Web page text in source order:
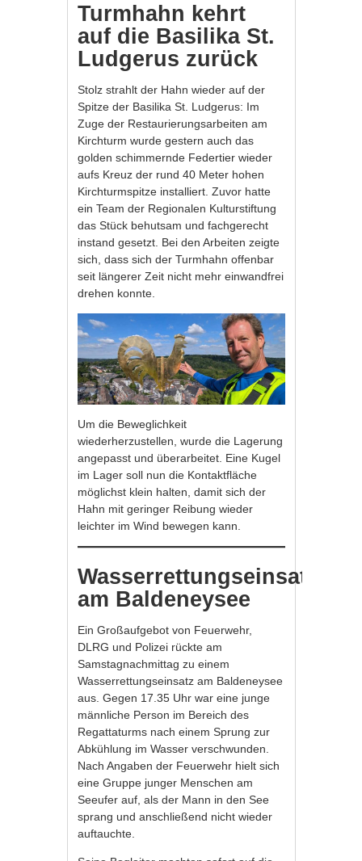
Turmhahn kehrt
auf die Basilika St.
Ludgerus zurück
Stolz strahlt der Hahn wieder auf der
Spitze der Basilika St. Ludgerus: Im
Zuge der Restaurierungsarbeiten am
Kirchturm wurde gestern auch das
golden schimmernde Federtier wieder
aufs Kreuz der rund 40 Meter hohen
Kirchturmspitze installiert. Zuvor hatte
ein Team der Regionalen Kulturstiftung
das Stück behutsam und fachgerecht
instand gesetzt. Bei den Arbeiten zeigte
sich, dass sich der Turmhahn offenbar
seit längerer Zeit nicht mehr einwandfrei
drehen konnte.
Um die Beweglichkeit
wiederherzustellen, wurde die Lagerung
angepasst und überarbeitet. Eine Kugel
im Lager soll nun die Kontaktfläche
möglichst klein halten, damit sich der
Hahn mit geringer Reibung wieder
leichter im Wind bewegen kann.
Wasserrettungseinsatz
am Baldeneysee
Ein Großaufgebot von Feuerwehr,
DLRG und Polizei rückte am
Samstagnachmittag zu einem
Wasserrettungseinsatz am Baldeneysee
aus. Gegen 17.35 Uhr war eine junge
männliche Person im Bereich des
Regattaturms nach einem Sprung zur
Abkühlung im Wasser verschwunden.
Nach Angaben der Feuerwehr hielt sich
eine Gruppe junger Menschen am
Seeufer auf, als der Mann in den See
sprang und anschließend nicht wieder
auftauchte.